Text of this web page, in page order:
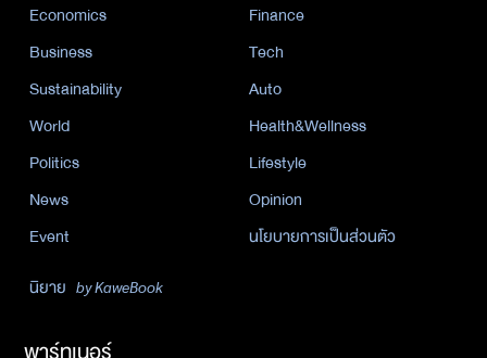
Economics
Finance
Business
Tech
Sustainability
Auto
World
Health&Wellness
Politics
Lifestyle
News
Opinion
Event
นโยบายการเป็นส่วนตัว
นิยาย by KaweBook